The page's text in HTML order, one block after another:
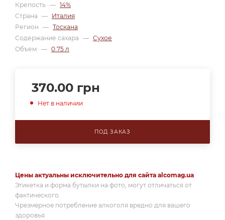
Крепость — 14%
Страна — Италия
Регион — Тоскана
Содержание сахара — Сухое
Объем — 0.75 л
370.00 грн
Нет в наличии
ПОД ЗАКАЗ
Цены актуальны исключительно для сайта alcomag.ua
Этикетка и форма бутылки на фото, могут отличаться от
фактического.
Чрезмерное потребление алкоголя вредно для вашего
здоровья.